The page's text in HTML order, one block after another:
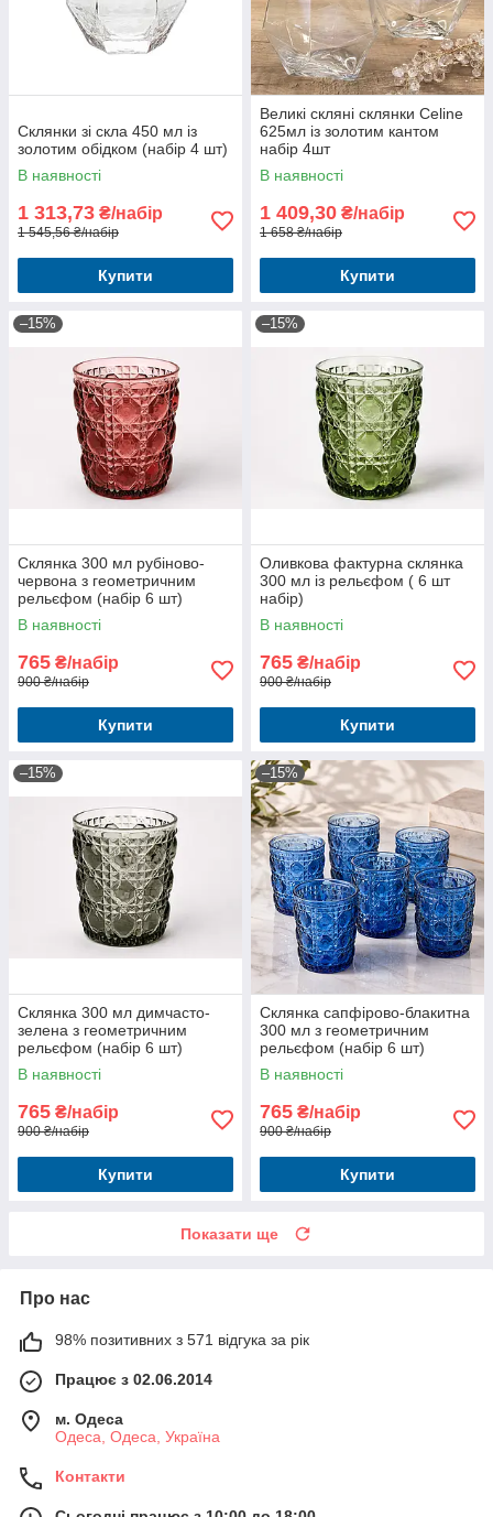
Склянки зі скла 450 мл із
золотим обідком (набір 4 шт)
В наявності
1 313,73 ₴/набір
1 545,56 ₴/набір
Купити
Великі скляні склянки Celine
625мл із золотим кантом
набір 4шт
В наявності
1 409,30 ₴/набір
1 658 ₴/набір
Купити
–15%
Склянка 300 мл рубіново-
червона з геометричним
рельєфом (набір 6 шт)
В наявності
765 ₴/набір
900 ₴/набір
Купити
–15%
Оливкова фактурна склянка
300 мл із рельєфом ( 6 шт
набір)
В наявності
765 ₴/набір
900 ₴/набір
Купити
–15%
Склянка 300 мл димчасто-
зелена з геометричним
рельєфом (набір 6 шт)
В наявності
765 ₴/набір
900 ₴/набір
Купити
–15%
Склянка сапфірово-блакитна
300 мл з геометричним
рельєфом (набір 6 шт)
В наявності
765 ₴/набір
900 ₴/набір
Купити
Показати ще
Про нас
98% позитивних з 571 відгука за рік
Працює з 02.06.2014
м. Одеса
Одеса, Одеса, Україна
Контакти